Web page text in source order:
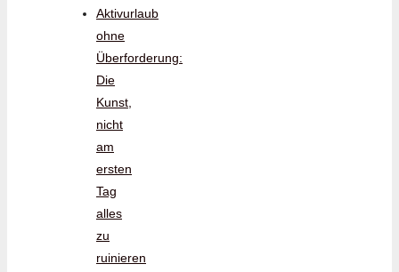
Aktivurlaub
ohne
Überforderung:
Die
Kunst,
nicht
am
ersten
Tag
alles
zu
ruinieren